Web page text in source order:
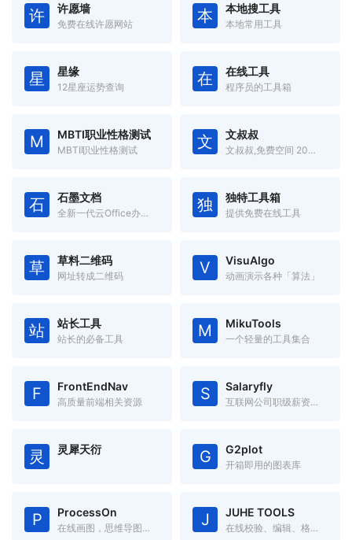
许 许愿墙
免费在线许愿网站 本 本地搜工具
本地常用工具
星 星缘
12星座运势查询 在 在线工具
程序员的工具箱
M MBTI职业性格测试
MBTI职业性格测试 文 文叔叔
文叔叔,免费空间 20GB,一款永不限速的云存储产品。传文件、收文件、网盘,还支持历史记录等高级功能。
石 石墨文档
全新一代云Office办公软件,支持多人在线协同办公 独 独特工具箱
提供免费在线工具
草 草料二维码
网址转成二维码 V VisuAlgo
动画演示各种「算法」
站 站长工具
站长的必备工具 M MikuTools
一个轻量的工具集合
F FrontEndNav
高质量前端相关资源 S Salaryfly
互联网公司职级薪资福利对比
灵 灵犀天衍 G G2plot
开箱即用的图表库
P ProcessOn
在线画图，思维导图、流程图、架构图等 J JUHE TOOLS
在线校验、编辑、格式化JSON